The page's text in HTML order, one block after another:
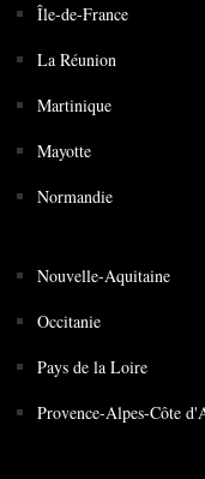
Île-de-France
La Réunion
Martinique
Mayotte
Normandie
Nouvelle-Aquitaine
Occitanie
Pays de la Loire
Provence-Alpes-Côte